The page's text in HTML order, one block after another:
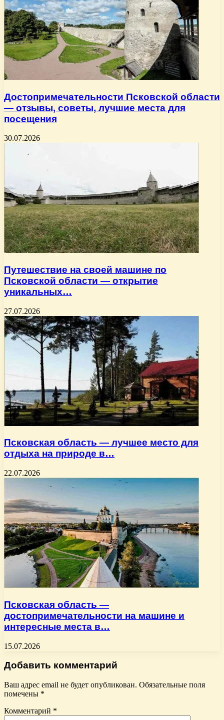
Достопримечательности Псковской области
— отзывы, советы, лучшие места для
посещения
30.07.2026
Путешествие на своей машине по
Псковской области — открытие
уникальных…
27.07.2026
Псковская область — лучшее место для
отдыха на природе в…
22.07.2026
Псковская область —
достопримечательности на машине и
интересные места в…
15.07.2026
Добавить комментарий
Ваш адрес email не будет опубликован. Обязательные поля
помечены *
Комментарий *